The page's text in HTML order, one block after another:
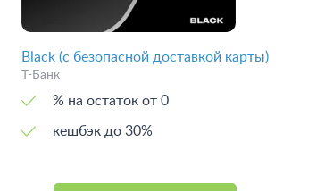
Black (с безопасной доставкой карты)
Т-Банк
% на остаток от 0
кешбэк до 30%